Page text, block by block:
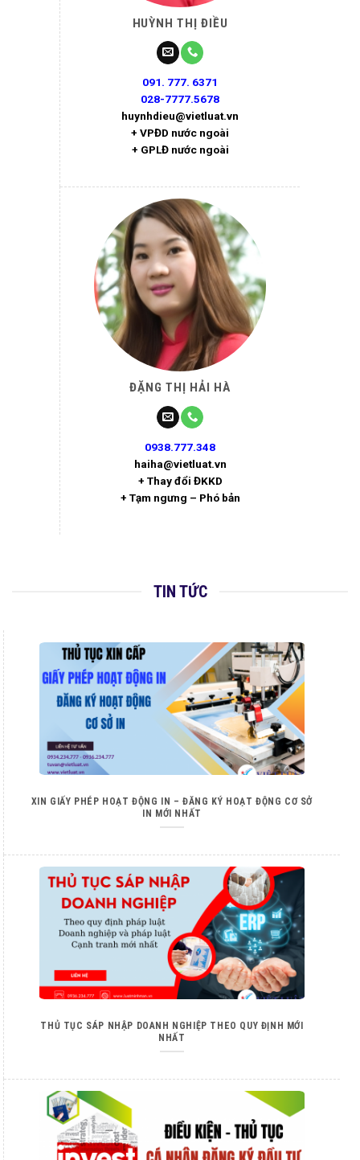
HUỲNH THỊ ĐIỀU
091. 777. 6371
028-7777.5678
huynhdieu@vietluat.vn
+ VPĐD nước ngoài
+ GPLĐ nước ngoài
ĐẶNG THỊ HẢI HÀ
0938.777.348
haiha@vietluat.vn
+ Thay đổi ĐKKD
+ Tạm ngưng – Phó bản
TIN TỨC
XIN GIẤY PHÉP HOẠT ĐỘNG IN – ĐĂNG KÝ HOẠT ĐỘNG CƠ SỞ
IN MỚI NHẤT
THỦ TỤC SÁP NHẬP DOANH NGHIỆP THEO QUY ĐỊNH MỚI
NHẤT